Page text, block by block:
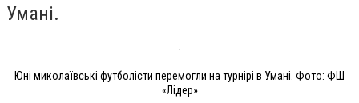
Умані.
Юні миколаївські футболісти перемогли на турнірі в Умані. Фото: ФШ
«Лідер»